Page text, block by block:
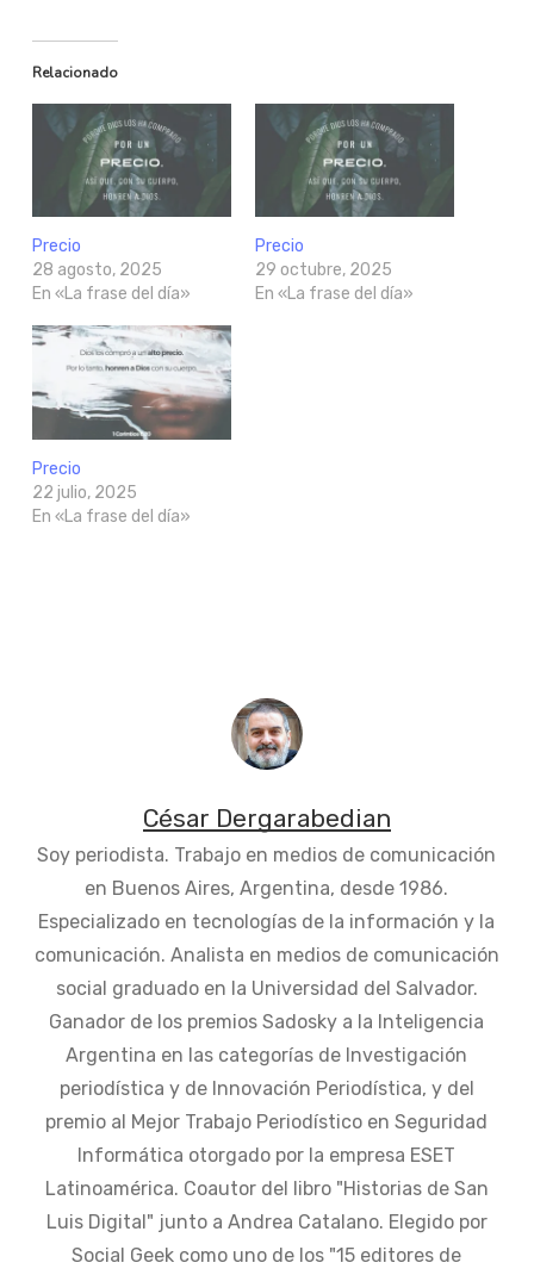
Relacionado
Precio
28 agosto, 2025
En «La frase del día»
Precio
29 octubre, 2025
En «La frase del día»
Precio
22 julio, 2025
En «La frase del día»
César Dergarabedian
Soy periodista. Trabajo en medios de comunicación
en Buenos Aires, Argentina, desde 1986.
Especializado en tecnologías de la información y la
comunicación. Analista en medios de comunicación
social graduado en la Universidad del Salvador.
Ganador de los premios Sadosky a la Inteligencia
Argentina en las categorías de Investigación
periodística y de Innovación Periodística, y del
premio al Mejor Trabajo Periodístico en Seguridad
Informática otorgado por la empresa ESET
Latinoamérica. Coautor del libro "Historias de San
Luis Digital" junto a Andrea Catalano. Elegido por
Social Geek como uno de los "15 editores de